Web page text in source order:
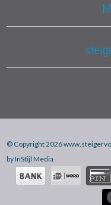
© Copyright 2026
byInStijl Media